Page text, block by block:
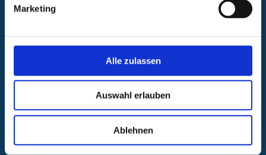
Marketing
Alle zulassen
Auswahl erlauben
Ablehnen
Beliebte Seiten